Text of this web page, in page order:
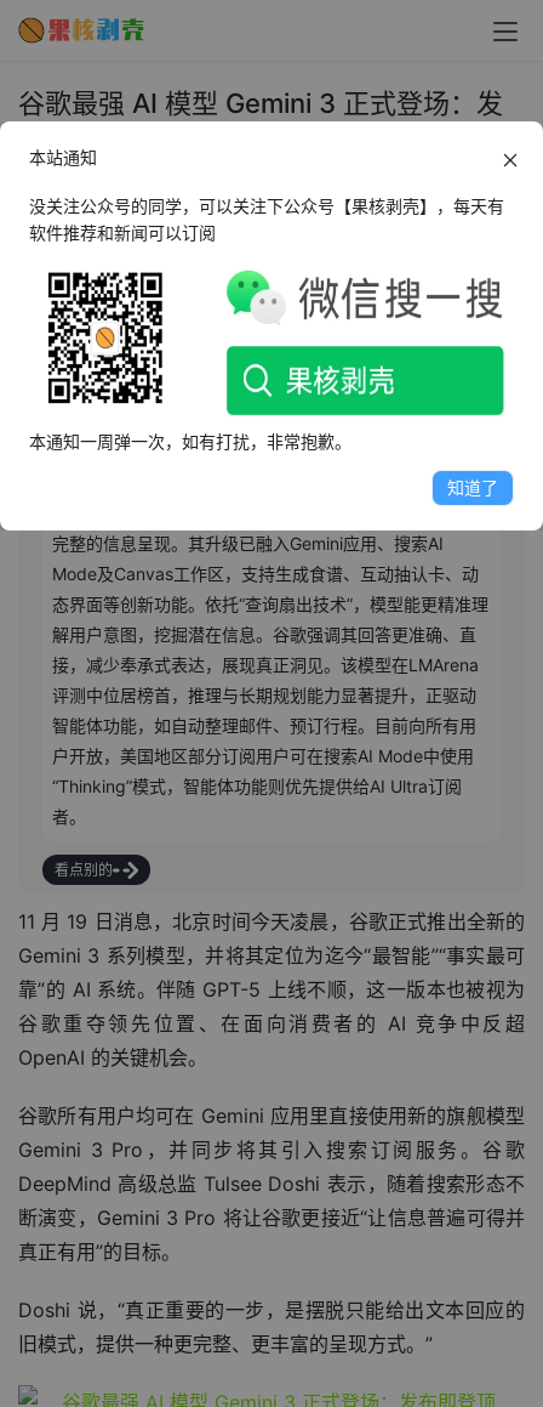
谷歌最强 AI 模型 Gemini 3 正式登场：发
核剥壳
2025年11月19日 上午11:32
AI摘要
此内容由AI根据文章内容自动生成，并已由人工审核
谷歌于11月19日推出全新Gemini 3系列模型，定位为迄今
最智能、事实最可靠的AI系统，旨在重夺面向消费者AI竞争
的领先地位。Gemini 3 Pro作为旗舰模型，具备原生多模
态能力，可一次性处理文字、图片与音频，实现更丰富、
完整的信息呈现。其升级已融入Gemini应用、搜索AI
Mode及Canvas工作区，支持生成食谱、互动抽认卡、动
态界面等创新功能。依托“查询扇出技术”，模型能更精准理
解用户意图，挖掘潜在信息。谷歌强调其回答更准确、直
接，减少奉承式表达，展现真正洞见。该模型在LMArena
评测中位居榜首，推理与长期规划能力显著提升，正驱动
智能体功能，如自动整理邮件、预订行程。目前向所有用
户开放，美国地区部分订阅用户可在搜索AI Mode中使用
“Thinking”模式，智能体功能则优先提供给AI Ultra订阅
者。
看点别的
11 月 19 日消息，北京时间今天凌晨，谷歌正式推出全新的
Gemini 3 系列模型，并将其定位为迄今“最智能”“事实最可
靠”的 AI 系统。伴随 GPT-5 上线不顺，这一版本也被视为
谷歌重夺领先位置、在面向消费者的 AI 竞争中反超
OpenAI 的关键机会。
谷歌所有用户均可在 Gemini 应用里直接使用新的旗舰模型
Gemini 3 Pro，并同步将其引入搜索订阅服务。谷歌
DeepMind 高级总监 Tulsee Doshi 表示，随着搜索形态不
断演变，Gemini 3 Pro 将让谷歌更接近“让信息普遍可得并
真正有用”的目标。
Doshi 说，“真正重要的一步，是摆脱只能给出文本回应的
旧模式，提供一种更完整、更丰富的呈现方式。”
本站通知
没关注公众号的同学，可以关注下公众号【果核剥壳】，每天有
软件推荐和新闻可以订阅
本通知一周弹一次，如有打扰，非常抱歉。
知道了